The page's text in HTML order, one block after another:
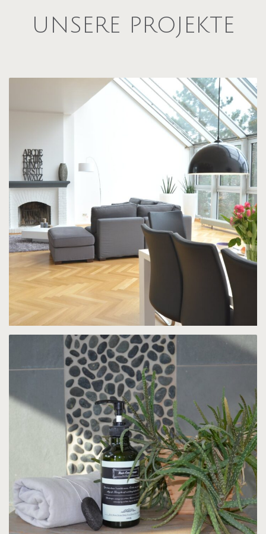
UNSERE PROJEKTE